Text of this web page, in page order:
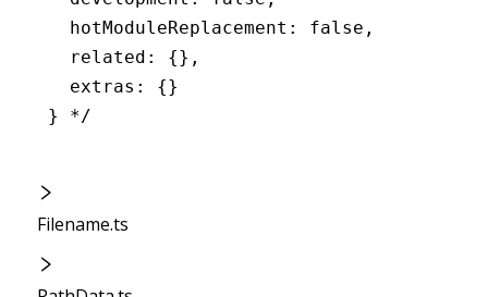
  hotModuleReplacement: false,
  related: {},
  extras: {}
} */
Filename.ts